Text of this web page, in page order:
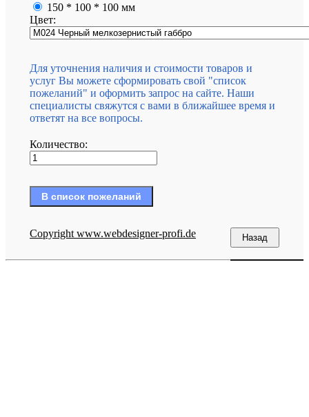
150 * 100 * 100 мм
Цвет:
Для уточнения наличия и стоимости товаров и
услуг Вы можете сформировать свой "список
пожеланий" и оформить запрос на сайте. Наши
специалисты свяжутся с вами в ближайшее время и
ответят на все вопросы.
Количество:
Copyright www.webdesigner-profi.de